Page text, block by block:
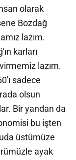
olarak
Bozdağ
lazım.
karları
lazım.
sadece
olsun
Bir yandan da
bu işten
üstümüze
ayak